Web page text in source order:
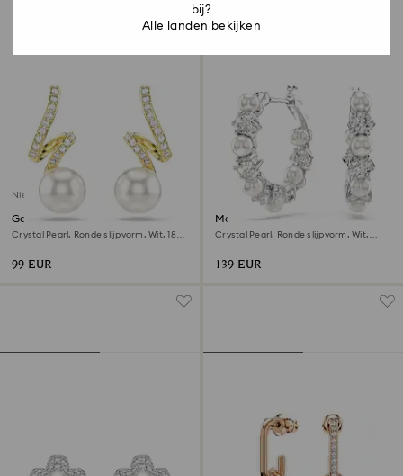
Nieuw
Gabriella oorbellen
Crystal Pearl, Ronde slijpvorm, Wit, ‎18k
99 EUR
Matrix ringoorbellen
Crystal Pearl, Ronde slijpvorm, Wit,
139 EUR
bij?
Alle landen bekijken